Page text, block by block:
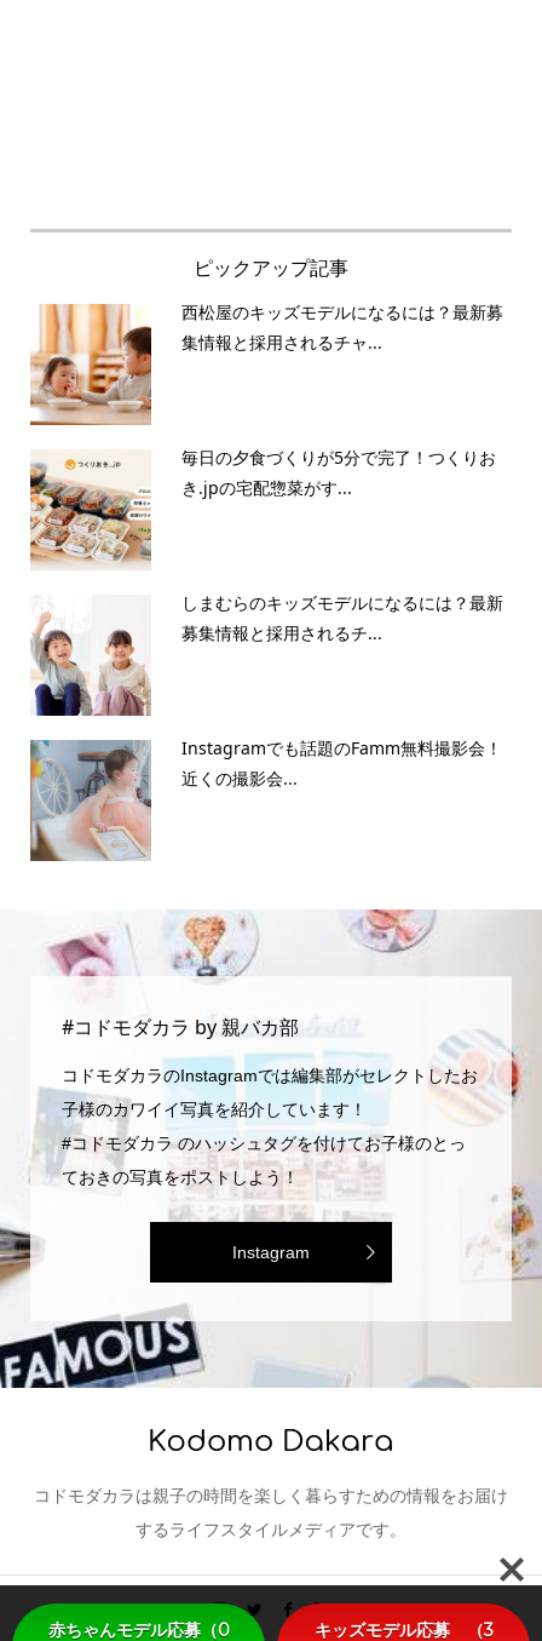
西松屋のキッズモデルになるには？最新募
毎日の夕食づくりが5分で完了！つくりお
しまむらのキッズモデルになるには？最新
Instagramでも話題のFamm無料撮影会！
#コドモダカラ by 親バカ部
コドモダカラのInstagramでは編集部がセレクトしたお
子様のカワイイ写真を紹介しています！
#コドモダカラ のハッシュタグを付けてお子様のとっ
ておきの写真をポストしよう！
コドモダカラは親子の時間を楽しく暮らすための情報をお届け
赤ちゃんモデル応募（0 キッズモデル応募 （3